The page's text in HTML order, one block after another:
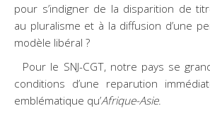
pour s’indigner de la disparition de
au pluralisme et à la diffusion d’une
modèle libéral ?
Pour le SNJ-CGT, notre pays se
conditions d’une reparution
emblématique qu’Afrique-Asie.